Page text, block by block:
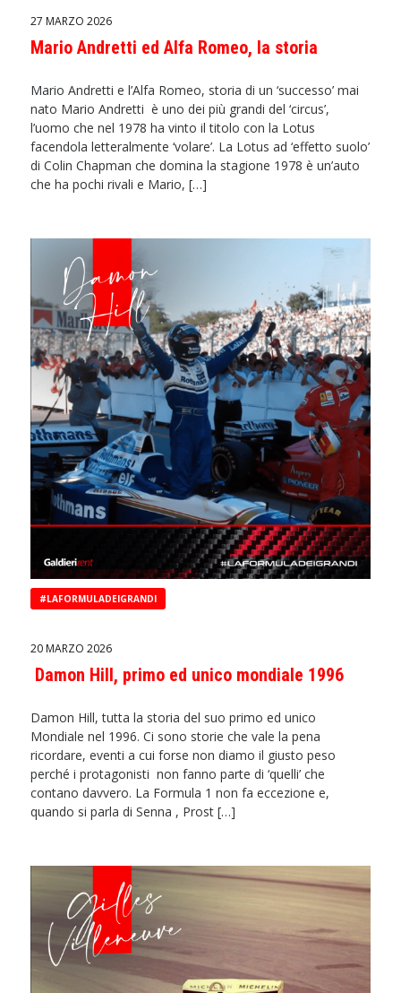
27 MARZO 2026
Mario Andretti ed Alfa Romeo, la storia
Mario Andretti e l’Alfa Romeo, storia di un ‘successo’ mai
nato Mario Andretti è uno dei più grandi del ‘circus’,
l’uomo che nel 1978 ha vinto il titolo con la Lotus
facendola letteralmente ‘volare’. La Lotus ad ‘effetto suolo’
di Colin Chapman che domina la stagione 1978 è un’auto
che ha pochi rivali e Mario, […]
#LAFORMULADEIGRANDI
20 MARZO 2026
Damon Hill, primo ed unico mondiale 1996
Damon Hill, tutta la storia del suo primo ed unico
Mondiale nel 1996. Ci sono storie che vale la pena
ricordare, eventi a cui forse non diamo il giusto peso
perché i protagonisti non fanno parte di ‘quelli’ che
contano davvero. La Formula 1 non fa eccezione e,
quando si parla di Senna , Prost […]